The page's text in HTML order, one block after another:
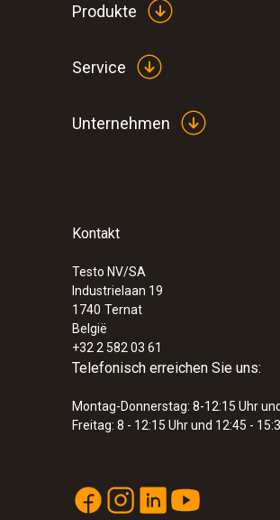
:0633 3002 79
€ 958,00
€ 1.159,18
Produkte
Service
Unternehmen
Kontakt
Testo NV/SA
Industrielaan 19
1740 Ternat
België
+32 2 582 03 61
Telefonisch erreichen Sie uns:
Montag-Donnerstag: 8-12:15 Uhr
Freitag: 8 - 12:15 Uhr und 12:45 -